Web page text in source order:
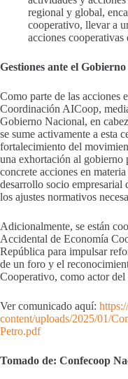
regional y global,
cooperativo, llevar a
acciones
Gestiones ante el
Como parte de las acciones
Coordinación AICoop,
Gobierno Nacional, en
se sume activamente a esta
fortalecimiento del
una exhortación al gobierno
concrete acciones en
desarrollo socio empresarial
los ajustes normativos
Adicionalmente, se están
Accidental de Economía
República para impulsar
de un foro y el
Cooperativo, como actor
Ver comunicado aquí:
content/uploads/2025/01/
Petro.pdf
Tomado de: Confecoop